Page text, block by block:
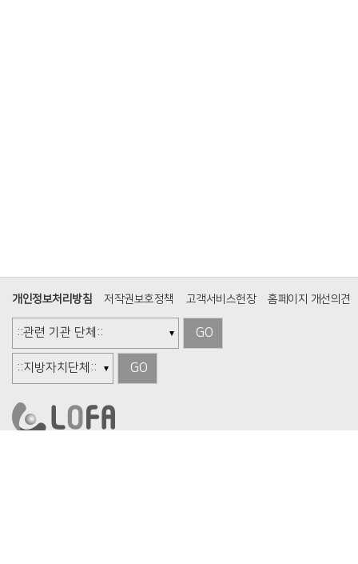
개인정보처리방침 저작권보호정책 고객서비스헌장 홈페이지 개선의견
GO
GO